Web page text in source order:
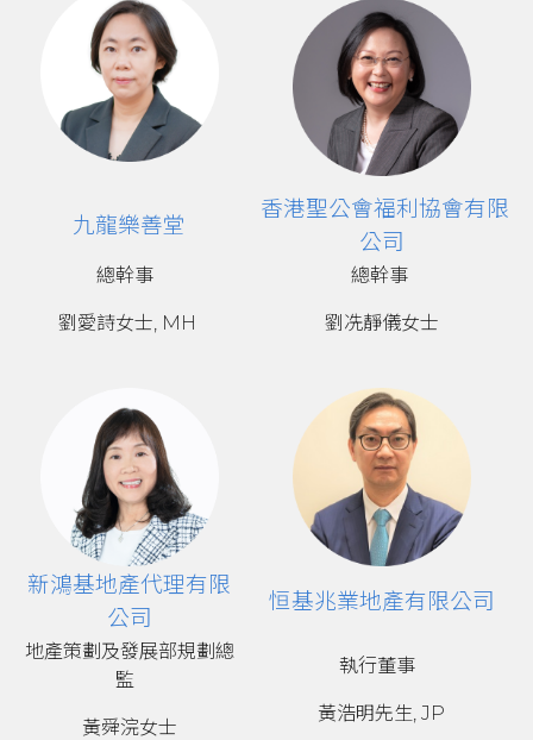
九龍樂善堂
香港聖公會福利協會有限
公司
總幹事
劉愛詩女士, MH
總幹事
劉冼靜儀女士
新鴻基地產代理有限
公司
恒基兆業地產有限公司
地產策劃及發展部規劃總
監
黃舜浣女士
執行董事
黃浩明先生, JP